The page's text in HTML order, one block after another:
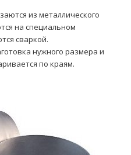
из металлического
на специальном
сваркой.
нужного размера и
по краям.